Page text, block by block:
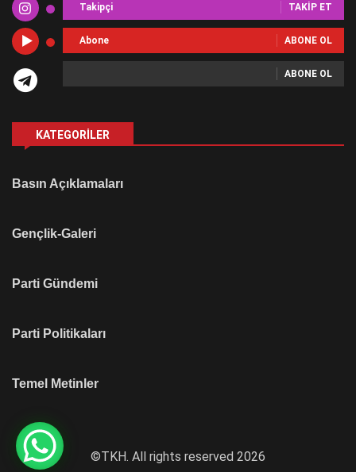
Takipçi TAKIP ET
Abone ABONE OL
ABONE OL
KATEGORILER
Basın Açıklamaları
Gençlik-Galeri
Parti Gündemi
Parti Politikaları
Temel Metinler
©TKH. All rights reserved 2026